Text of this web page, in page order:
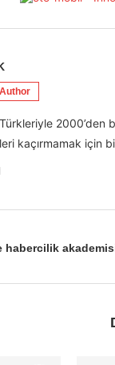
2000’den
kaçırmamak için
habercilik